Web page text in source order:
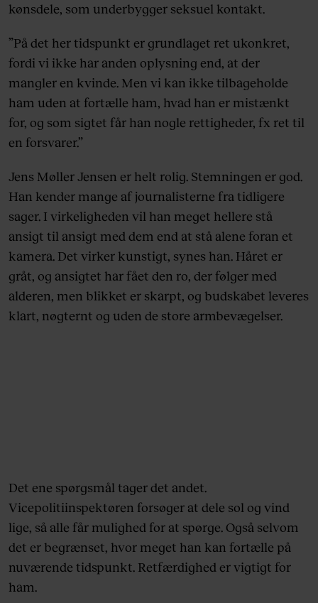
kønsdele, som underbygger seksuel kontakt.
”På det her tidspunkt er grundlaget ret ukonkret,
fordi vi ikke har anden oplysning end, at der
mangler en kvinde. Men vi kan ikke tilbageholde
ham uden at fortælle ham, hvad han er mistænkt
for, og som sigtet får han nogle rettigheder, fx ret til
en forsvarer.”
Jens Møller Jensen er helt rolig. Stemningen er god.
Han kender mange af journalisterne fra tidligere
sager. I virkeligheden vil han meget hellere stå
ansigt til ansigt med dem end at stå alene foran et
kamera. Det virker kunstigt, synes han. Håret er
gråt, og ansigtet har fået den ro, der følger med
alderen, men blikket er skarpt, og budskabet leveres
klart, nøgternt og uden de store armbevægelser.
Det ene spørgsmål tager det andet.
Vicepolitiinspektøren forsøger at dele sol og vind
lige, så alle får mulighed for at spørge. Også selvom
det er begrænset, hvor meget han kan fortælle på
nuværende tidspunkt. Retfærdighed er vigtigt for
ham.